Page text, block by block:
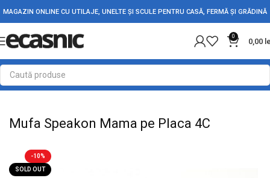
MAGAZIN ONLINE CU UTILAJE, UNELTE ȘI SCULE PENTRU CASĂ, FERMĂ ȘI GRĂDINĂ
0
0,00
Prima pagină Electrice Adaptori Conectori & Mufe
Mufa Speakon Mama pe Placa 4C
-10%
SOLD OUT